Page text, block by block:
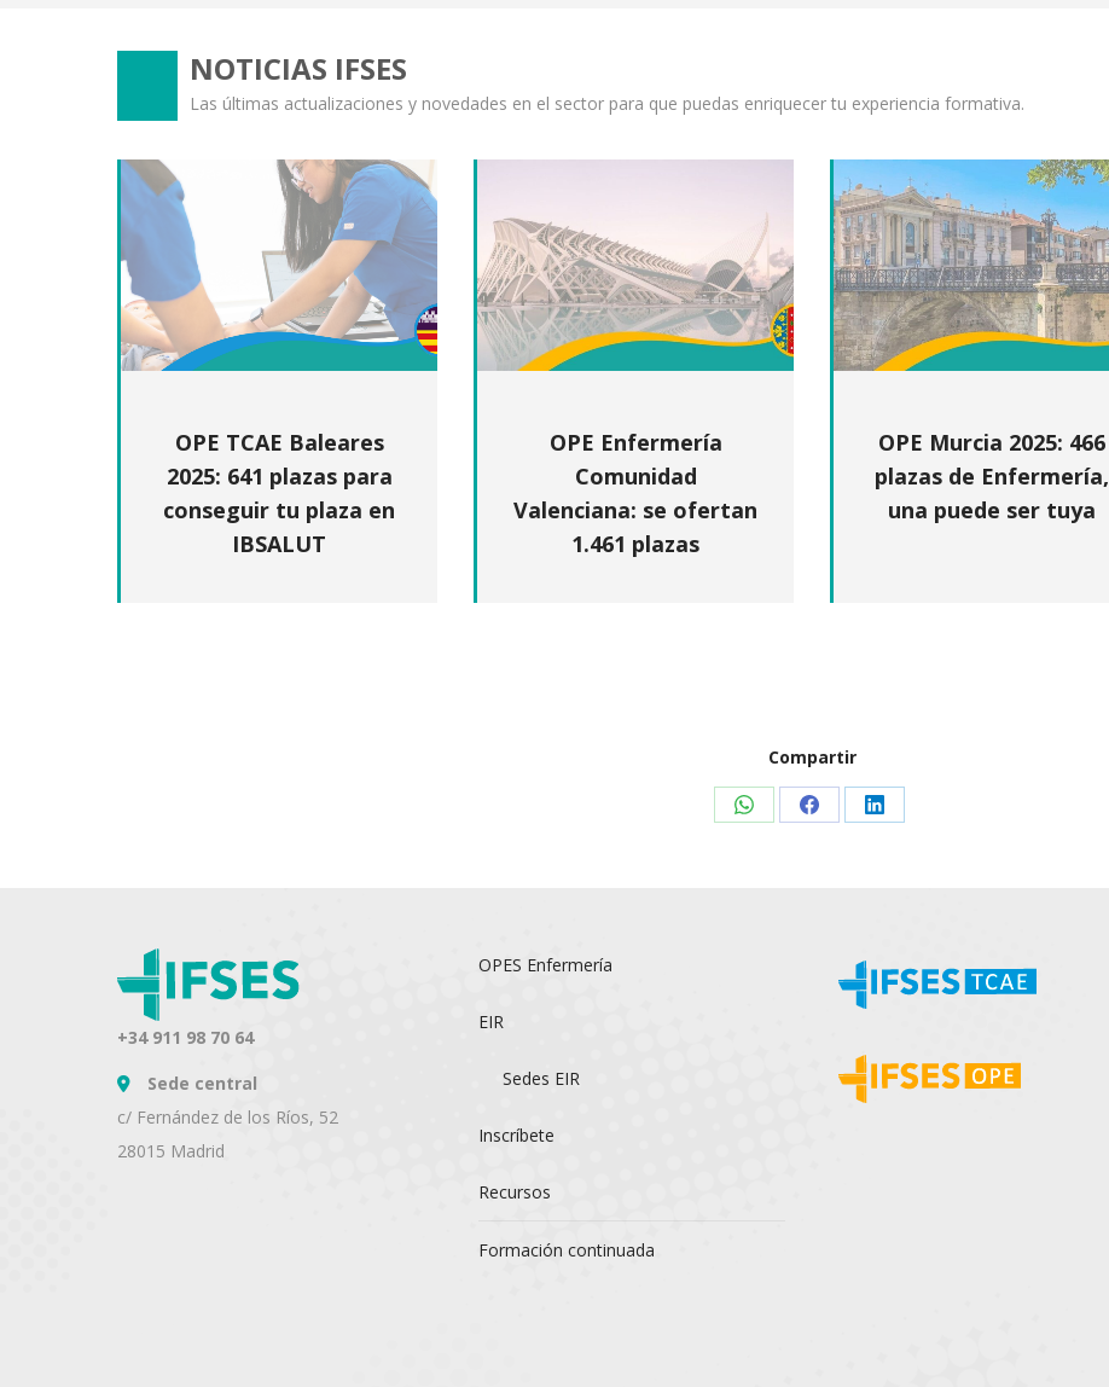
NOTICIAS IFSES
Las últimas actualizaciones y novedades en el sector para que puedas enriquecer tu experiencia formativa.
OPE TCAE Baleares
2025: 641 plazas para
conseguir tu plaza en
IBSALUT
OPE Enfermería
Comunidad
Valenciana: se ofertan
1.461 plazas
OPE Murcia 2025: 466
plazas de Enfermería,
una puede ser tuya
Compartir
Share Share Share
+34 911 98 70 64
Sede central
c/ Fernández de los Ríos, 52
28015 Madrid
OPES Enfermería
EIR
Sedes EIR
Inscríbete
Recursos
Formación continuada